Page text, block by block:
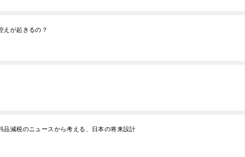
えが起きるの？
減税のニュースから考える、日本の将来設計